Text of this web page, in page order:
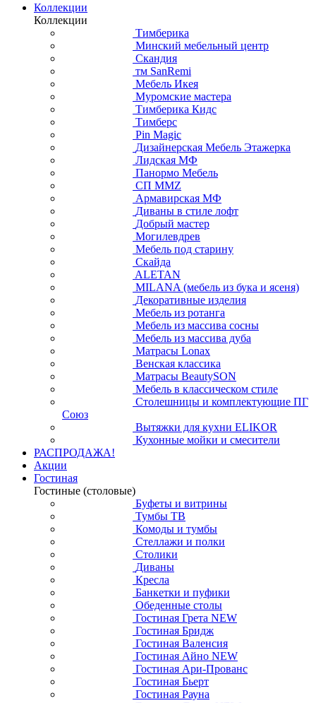
Коллекции
Коллекции
Тимберика
Минский мебельный центр
Скандия
тм SanRemi
Мебель Икея
Муромские мастера
Тимберика Кидс
Тимберс
Pin Magic
Дизайнерская Мебель Этажерка
Лидская МФ
Панормо Мебель
СП ММZ
Армавирская МФ
Диваны в стиле лофт
Добрый мастер
Могилевдрев
Мебель под старину
Скайда
ALETAN
MILANA (мебель из бука и ясеня)
Декоративные изделия
Мебель из ротанга
Мебель из массива сосны
Мебель из массива дуба
Матрасы Lonax
Венская классика
Матрасы BeautySON
Мебель в классическом стиле
Столешницы и комплектующие ПГ
Союз
Вытяжки для кухни ELIKOR
Кухонные мойки и смесители
РАСПРОДАЖА!
Акции
Гостиная
Гостиные (столовые)
Буфеты и витрины
Тумбы ТВ
Комоды и тумбы
Стеллажи и полки
Столики
Диваны
Кресла
Банкетки и пуфики
Обеденные столы
Гостиная Грета NEW
Гостиная Бридж
Гостиная Валенсия
Гостиная Айно NEW
Гостиная Ари-Прованс
Гостиная Бьерт
Гостиная Рауна